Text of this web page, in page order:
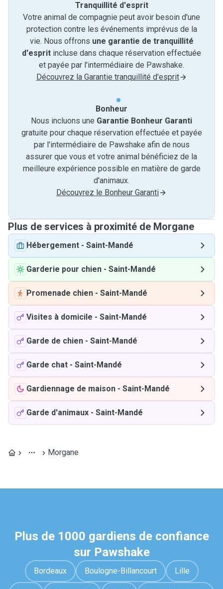
Tranquillité d'esprit
Votre animal de compagnie peut avoir besoin d'une
protection contre les événements imprévus de la
vie. Nous offrons une garantie de tranquillité
d'esprit incluse dans chaque réservation effectuée
et payée par l'intermédiaire de Pawshake.
Découvrez la Garantie tranquillité d'esprit
Bonheur
Nous incluons une Garantie Bonheur Garanti
gratuite pour chaque réservation effectuée et payée
par l'intermédiaire de Pawshake afin de nous
assurer que vous et votre animal bénéficiez de la
meilleure expérience possible en matière de garde
d'animaux.
Découvrez le Bonheur Garanti
Plus de services à proximité de Morgane
Hébergement - Saint-Mandé
Garderie pour chien - Saint-Mandé
Promenade chien - Saint-Mandé
Visites à domicile - Saint-Mandé
Garde de chien - Saint-Mandé
Garde chat - Saint-Mandé
Gardiennage de maison - Saint-Mandé
Garde d'animaux - Saint-Mandé
Morgane
Plus de 1000 gardiens de confiance
sur Pawshake
Bordeaux Boulogne-Billancourt Lille